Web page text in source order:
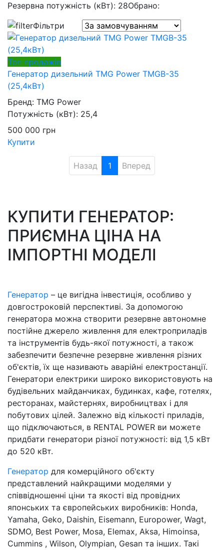
Резервна потужність (кВт): 28Обрано:
Фільтри
Топ продажів
Генератор дизельний TMG Power TMGB-35
(25,4кВт)
Бренд: TMG Power
Потужність (кВт): 25,4
500 000 грн
Купити
Назад 1 Вперед
КУПИТИ ГЕНЕРАТОР:
ПРИЄМНА ЦІНА НА
ІМПОРТНІ МОДЕЛІ
Генератор – це вигідна інвестиція, особливо у
довгостроковій перспективі. За допомогою
генератора можна створити резервне автономне
постійне джерело живлення для електроприладів
та інструментів будь-якої потужності, а також
забезпечити безпечне резервне живлення різних
об'єктів, їх ще називають аварійні електростанції.
Генератори електрики широко використовують на
будівельних майданчиках, будинках, кафе, готелях,
ресторанах, майстернях, виробництвах і для
побутових цілей. Залежно від кількості приладів,
що підключаються, в RENTAL POWER ви можете
придбати генератори різної потужності: від 1,5 кВт
до 520 кВт.
Генератор для комерційного об'єкту
представлений найкращими моделями у
співвідношенні ціни та якості від провідних
японських та європейських виробників: Honda,
Yamaha, Geko, Daishin, Eisemann, Europower, Wagt,
SDMO, Best Power, Mosa, Elemax, Aksa, Himoinsa,
Cummins , Wilson, Olympian, Gesan та інших. Такі